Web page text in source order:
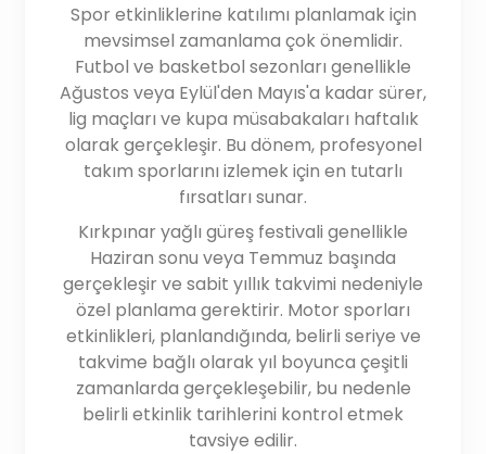
Spor etkinliklerine katılımı planlamak için
mevsimsel zamanlama çok önemlidir.
Futbol ve basketbol sezonları genellikle
Ağustos veya Eylül'den Mayıs'a kadar sürer,
lig maçları ve kupa müsabakaları haftalık
olarak gerçekleşir. Bu dönem, profesyonel
takım sporlarını izlemek için en tutarlı
fırsatları sunar.
Kırkpınar yağlı güreş festivali genellikle
Haziran sonu veya Temmuz başında
gerçekleşir ve sabit yıllık takvimi nedeniyle
özel planlama gerektirir. Motor sporları
etkinlikleri, planlandığında, belirli seriye ve
takvime bağlı olarak yıl boyunca çeşitli
zamanlarda gerçekleşebilir, bu nedenle
belirli etkinlik tarihlerini kontrol etmek
tavsiye edilir.